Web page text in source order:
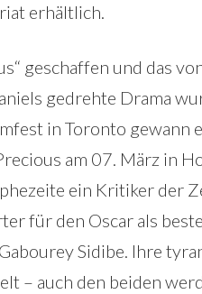
erhältlich.
geschaffen und das
gedrehte Drama
in Toronto gewann
am 07. März in
ein Kritiker der
für den Oscar als
Sidibe. Ihre
– auch den beiden